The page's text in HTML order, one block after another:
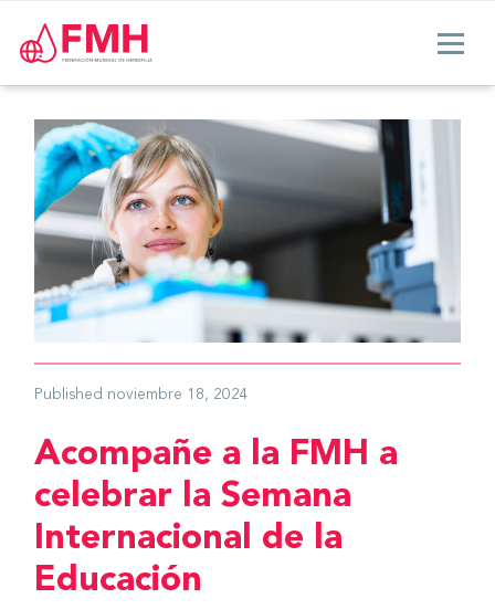
Published noviembre 18, 2024
Acompañe a la FMH a
celebrar la Semana
Internacional de la
Educación